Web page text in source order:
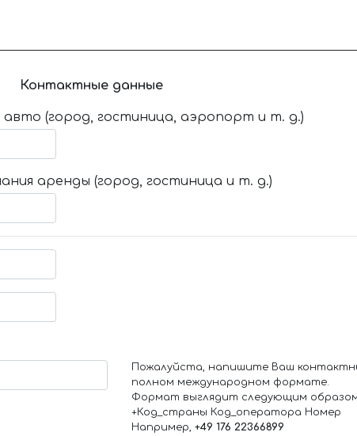
Контактные данные
авто (город, гостиница, аэропорт и т. д.)
аренды (город, гостиница и т. д.)
Пожалуйста, напишите Ваш
полном международном формате.
Формат выглядит следующим
+Код_страны Код_оператора Номер
Например, +49 176 22366899